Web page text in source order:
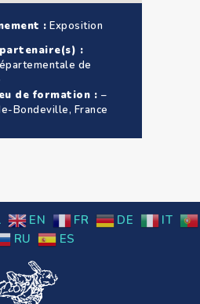
: Exposition
:
de
de formation : –
Bondeville, France
EN FR DE
IT
RU ES